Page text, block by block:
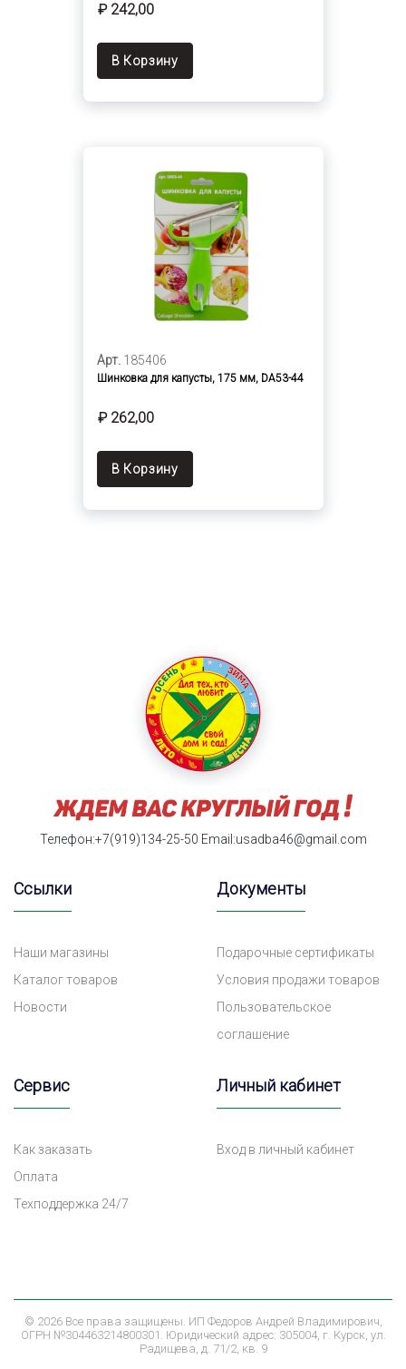
₽ 242,00
В Корзину
Арт. 185406
Шинковка для капусты, 175 мм, DA53-44
₽ 262,00
В Корзину
Телефон:+7(919)134-25-50 Email:usadba46@gmail.com
Ссылки
Наши магазины
Каталог товаров
Новости
Документы
Подарочные сертификаты
Условия продажи товаров
Пользовательское
соглашение
Сервис
Как заказать
Оплата
Техподдержка 24/7
Личный кабинет
Вход в личный кабинет
© 2026 Все права защищены. ИП Федоров Андрей Владимирович,
ОГРН №304463214800301. Юридический адрес: 305004, г. Курск, ул.
Радищева, д. 71/2, кв. 9